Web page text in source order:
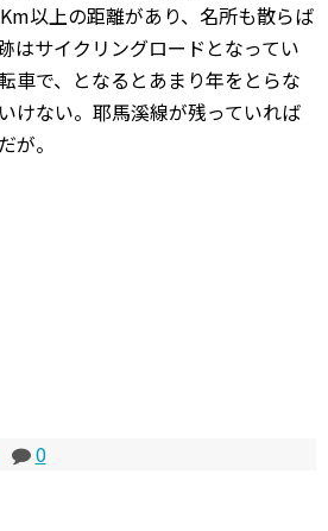
以上の距離があり、名所も散らば
はサイクリングロードとなってい
車で、となるとあまり年をとらな
けない。耶馬溪線が残っていれば
が。
0